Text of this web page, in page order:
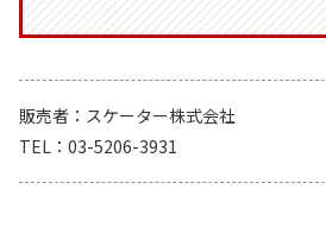
販売者
スケーター株式会社
TEL
03-5206-3931